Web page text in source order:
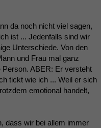
da noch nicht viel sagen,
ist ... Jedenfalls sind wir
Unterschiede. Von den
und Frau mal ganz
ABER: Er versteht
tickt wie ich ... Weil er sich
emotional handelt,
dass wir bei allem immer